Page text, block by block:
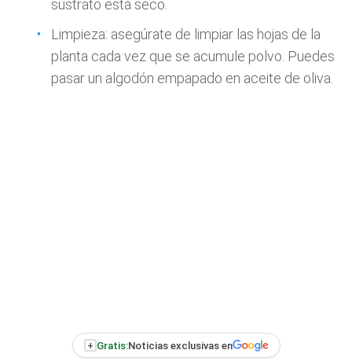
sustrato está seco.
Limpieza: asegúrate de limpiar las hojas de la
planta cada vez que se acumule polvo. Puedes
pasar un algodón empapado en aceite de oliva.
+ Gratis:Noticias exclusivas en